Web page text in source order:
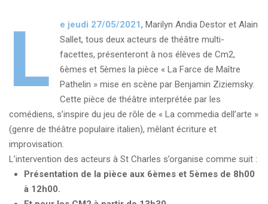
L e jeudi 27/05/2021, Marilyn Andia Destor et Alain
Sallet, tous deux acteurs de théâtre multi-
facettes, présenteront à nos élèves de Cm2,
6èmes et 5èmes la pièce « La Farce de Maître
Pathelin » mise en scène par Benjamin Ziziemsky.
Cette pièce de théâtre interprétée par les
comédiens, s’inspire du jeu de rôle de « La commedia dell’arte »
(genre de théâtre populaire italien), mêlant écriture et
improvisation.
L’intervention des acteurs à St Charles s’organise comme suit :
Présentation de la pièce aux 6èmes et 5èmes de 8h00
à 12h00.